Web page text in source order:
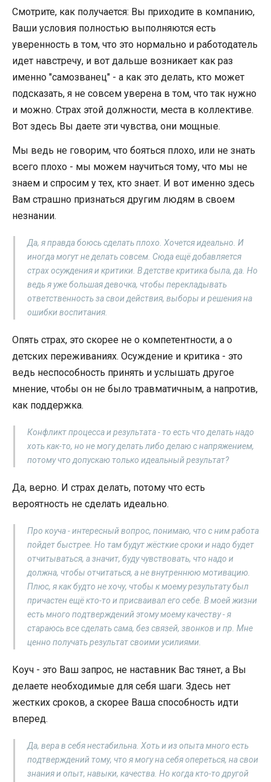
Смотрите, как получается: Вы приходите в компанию,
Ваши условия полностью выполняются есть
уверенность в том, что это нормально и работодатель
идет навстречу, и вот дальше возникает как раз
именно "самозванец" - а как это делать, кто может
подсказать, я не совсем уверена в том, что так нужно
и можно. Страх этой должности, места в коллективе.
Вот здесь Вы даете эти чувства, они мощные.
Мы ведь не говорим, что бояться плохо, или не знать
всего плохо - мы можем научиться тому, что мы не
знаем и спросим у тех, кто знает. И вот именно здесь
Вам страшно признаться другим людям в своем
незнании.
Да, я правда боюсь сделать плохо. Хочется идеально. И
иногда могут не делать совсем. Сюда ещё добавляется
страх осуждения и критики. В детстве критика была, да. Но
ведь я уже большая девочка, чтобы перекладывать
ответственность за свои действия, выборы и решения на
ошибки воспитания.
Опять страх, это скорее не о компетентности, а о
детских переживаниях. Осуждение и критика - это
ведь неспособность принять и услышать другое
мнение, чтобы он не было травматичным, а напротив,
как поддержка.
Конфликт процесса и результата - то есть что делать надо
хоть как-то, но не могу делать либо делаю с напряжением,
потому что допускаю только идеальный результат?
Да, верно. И страх делать, потому что есть
вероятность не сделать идеально.
Про коуча - интересный вопрос, понимаю, что с ним работа
пойдет быстрее. Но там будут жёсткие сроки и надо будет
отчитываться, а значит, буду чувствовать, что надо и
должна, чтобы отчитаться, а не внутреннюю мотивацию.
Плюс, я как будто не хочу, чтобы к моему результату был
причастен ещё кто-то и присваивал его себе. В моей жизни
есть много подтверждений этому моему качеству - я
стараюсь все сделать сама, без связей, звонков и пр. Мне
ценно получать результат своими усилиями.
Коуч - это Ваш запрос, не наставник Вас тянет, а Вы
делаете необходимые для себя шаги. Здесь нет
жестких сроков, а скорее Ваша способность идти
вперед.
Да, вера в себя нестабильна. Хоть и из опыта много есть
подтверждений тому, что я могу на себя опереться, на свои
знания и опыт, навыки, качества. Но когда кто-то другой